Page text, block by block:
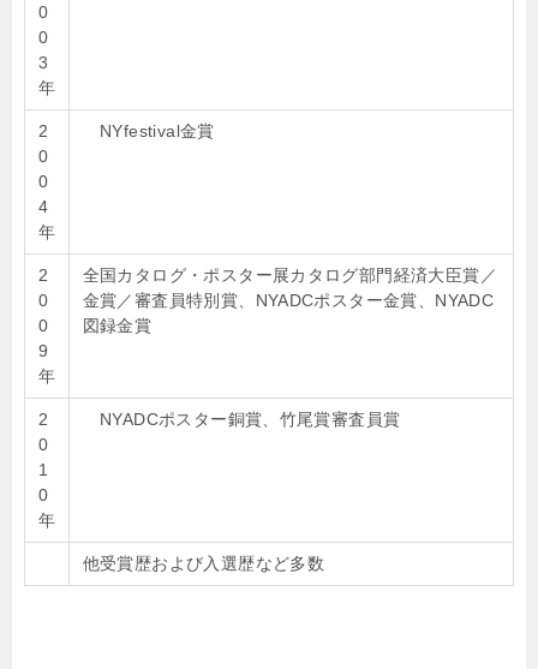
0
0
3
年
2
0
0
4
年
NYfestival金賞
2
0
0
9
年
全国カタログ・ポスター展カタログ部門経済大臣賞／
金賞／審査員特別賞、NYADCポスター金賞、NYADC
図録金賞
2
0
1
0
年
NYADCポスター銅賞、竹尾賞審査員賞
他受賞歴および入選歴など多数